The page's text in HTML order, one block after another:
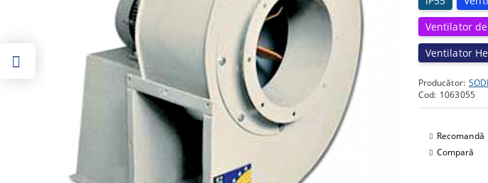
Ventilator
Ventilator
Producător:
Cod: 1063055
Recomandă
Compară